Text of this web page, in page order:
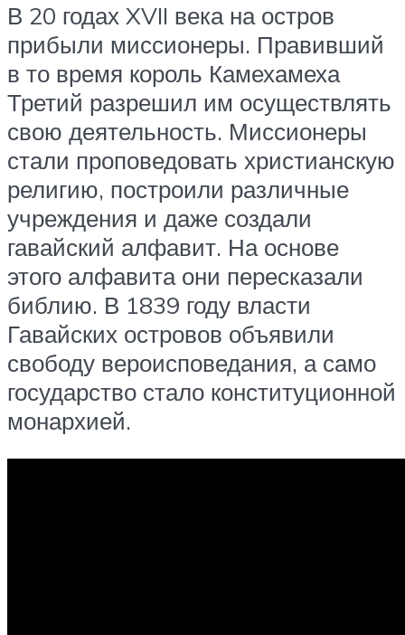
В 20 годах XVII века на остров
прибыли миссионеры. Правивший
в то время король Камехамеха
Третий разрешил им осуществлять
свою деятельность. Миссионеры
стали проповедовать христианскую
религию, построили различные
учреждения и даже создали
гавайский алфавит. На основе
этого алфавита они пересказали
библию. В 1839 году власти
Гавайских островов объявили
свободу вероисповедания, а само
государство стало конституционной
монархией.